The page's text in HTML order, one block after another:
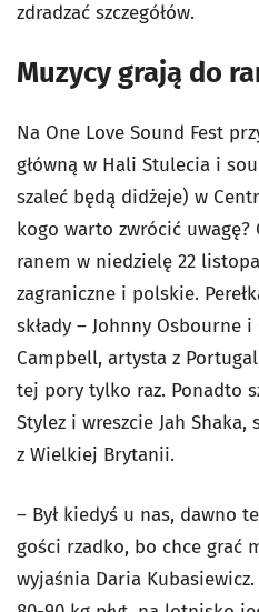
zdradzać szczegółów.
Muzycy grają do
Na One Love Sound Fest
główną w Hali Stulecia i
szaleć będą didżeje) w
kogo warto zwrócić uwagę?
ranem w niedzielę 22
zagraniczne i polskie.
składy – Johnny Osbourne
Campbell, artysta z
tej pory tylko raz. Ponadto
Stylez i wreszcie Jah
z Wielkiej Brytanii.
– Był kiedyś u nas, dawno
gości rzadko, bo chce grać
wyjaśnia Daria